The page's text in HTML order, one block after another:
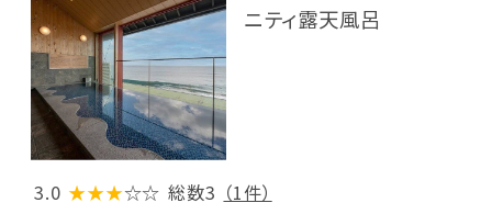
ニティ露天風呂
3.0 ★★★☆☆ 総数3 （1件）